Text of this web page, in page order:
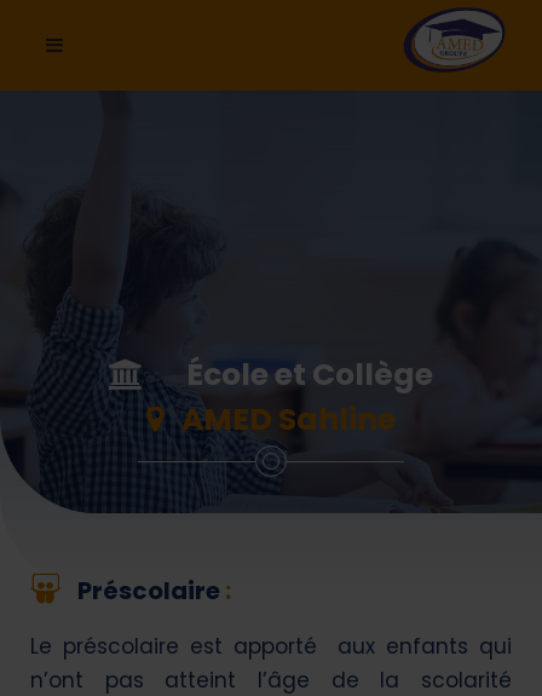
École et Collège
AMED Sahline
Préscolaire:
Le préscolaire est apporté aux enfants qui
n’ont pas atteint l’âge de la scolarité